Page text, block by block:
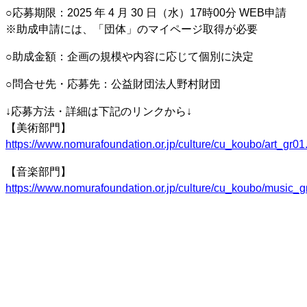
○応募期限：2025 年 4 月 30 日（水）17時00分 WEB申請
※助成申請には、「団体」のマイページ取得が必要
○助成金額：企画の規模や内容に応じて個別に決定
○問合せ先・応募先：公益財団法人野村財団
↓応募方法・詳細は下記のリンクから↓
【美術部門】
https://www.nomurafoundation.or.jp/culture/cu_koubo/
【音楽部門】
https://www.nomurafoundation.or.jp/culture/cu_koubo/